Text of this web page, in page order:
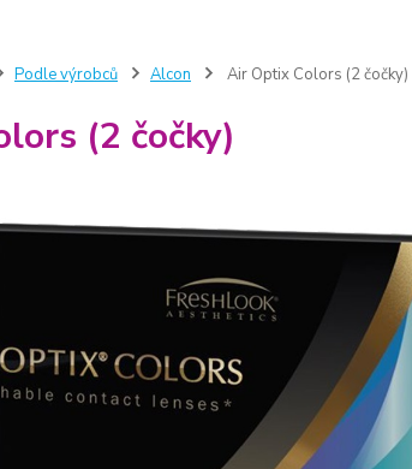
Podle výrobců Alcon Air Optix Colors (2 čočky)
(2 čočky)